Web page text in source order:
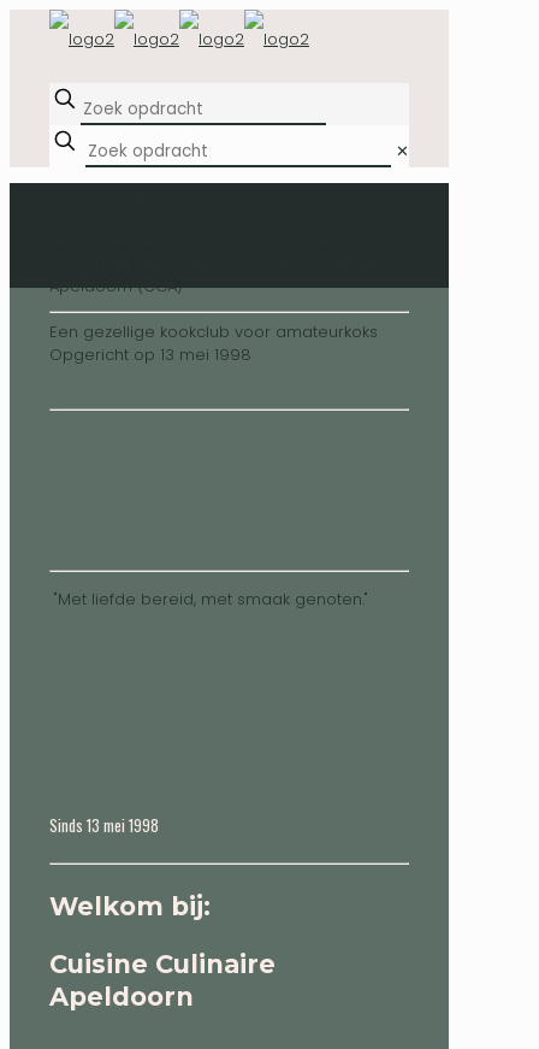
✕
Apeldoorn (CCA)
Een gezellige kookclub voor amateurkoks
Opgericht op 13 mei 1998
"Met liefde bereid, met smaak genoten."
Sinds 13 mei 1998
Welkom bij:
Cuisine Culinaire
Apeldoorn